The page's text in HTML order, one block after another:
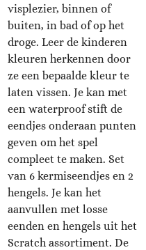
visplezier, binnen of
buiten, in bad of op het
droge. Leer de kinderen
kleuren herkennen door
ze een bepaalde kleur te
laten vissen. Je kan met
een waterproof stift de
eendjes onderaan punten
geven om het spel
compleet te maken. Set
van 6 kermiseendjes en 2
hengels. Je kan het
aanvullen met losse
eenden en hengels uit het
Scratch assortiment. De